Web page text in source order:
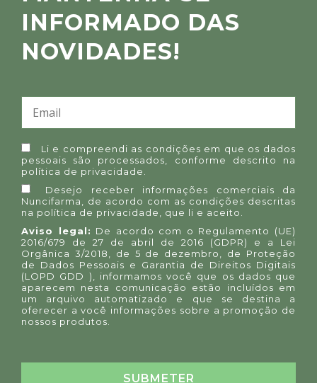
INFORMADO DAS
NOVIDADES!
Li e compreendi as condições em que os dados
pessoais são processados, conforme descrito na
política de privacidade
Desejo receber informações comerciais da
Nuncifarma, de acordo com as condições descritas
na política de privacidade
, que li e aceito.
Aviso legal: De acordo com o Regulamento (UE)
2016/679 de 27 de abril de 2016 (GDPR) e a Lei
Orgânica 3/2018, de 5 de dezembro, de Proteção
de Dados Pessoais e Garantia de Direitos Digitais
(LOPD GDD ), informamos você que os dados que
aparecem nesta comunicação estão incluídos em
um arquivo automatizado e que se destina a
oferecer a você informações sobre a promoção de
nossos produtos.